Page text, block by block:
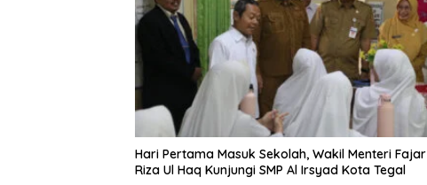
Hari Pertama Masuk Sekolah, Wakil Menteri Fajar
Riza Ul Haq Kunjungi SMP Al Irsyad Kota Tegal